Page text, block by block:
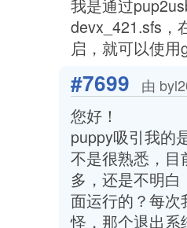
我是通过
devx_421.sfs，
启，就可以使用
#7699 由
您好！
puppy吸引我的
不是很熟悉，目
多，还是不明
面运行的？每
怪，那个退出系